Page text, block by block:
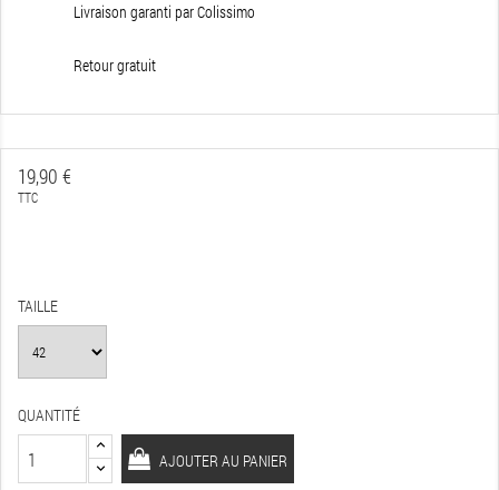
Livraison garanti par Colissimo
Retour gratuit
19,90 €
TTC
TAILLE
QUANTITÉ
AJOUTER AU PANIER